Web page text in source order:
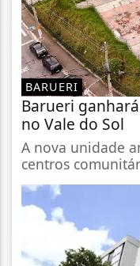
BARUERI
Barueri
no Vale do Sol
A nova unidade
centros